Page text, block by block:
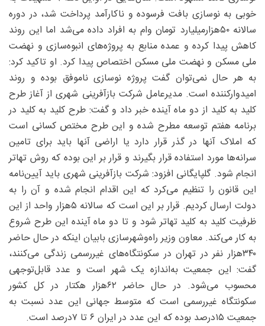
خوبی به نوسازی بافت فرسوده و ناکارآمد پرداخت شد، در دوره
سالانه ۵۰‌هزار‌میلیارد تومان وام به افراد داده می‌شد اما این روند
کاهش پیدا کرده و عمده منابع به پروژه‌های انبوه‌سازی و نهضت
ملی مسکن و نهضت ملی مسکن اختصاص پیدا کرد. او تاکید کرد:
به هر حال نمی‌توان گفت پروژه نوسازی ناموفق بوده و روند
امیدوار‌کننده است. مدیرعامل شرکت بازآفرینی شهری از آغاز طرح
کلید به کلید از دو ماه آینده خبر داد و گفت: طرح کلید به کلید در
برنامه هفتم توسعه مطرح شده و این طرح مختص کسانی است
که املاک آنها در گذر قرار دارد یا اراضی آنها باید برای تامین
سرانه‌ها مورد استفاده قرار بگیرند و قرار بر این بوده که روش تهاتر
انجام شود. گلپایگانی افزود: شرکت بازآفرینی شهری باید آیین‌نامه
این قانون را تنظیم می‌کرد که این اقدام انجام شده و آن را به
دولت ارسال کردیم. قرار بر این است که سالانه ۵‌هزار واحد از این
ظرفیت کلید به کلید تهاتر شود و تا دو ماه آینده این طرح شروع
به کار می‌کند. معاون وزیر راه‌وشهرسازی بابیان اینکه در حال حاضر
۳۴۰‌هزار نفر در تهران در سکونتگاه‌های غیررسمی زندگی می‌کنند،
گفت: این جمعیت به‌اندازه یک شهر است و عدد قابل‌توجهی
محسوب می‌شود. در حال حاضر ۶۲‌هزار هکتار در کل کشور
سکونتگاه غیررسمی است که متوسط جهانی این عدد نسبت به
جمعیت ۱۵‌درصد بوده که این عدد در ایران ۶ تا ۷‌درصد است.